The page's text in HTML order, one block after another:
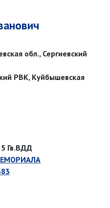
обл., Сергиевский
РВК, Куйбышевская
5 Гв.ВДД